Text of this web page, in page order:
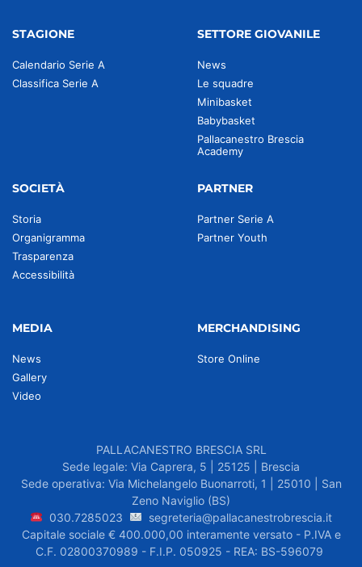
STAGIONE
Calendario Serie A
Classifica Serie A
SETTORE GIOVANILE
News
Le squadre
Minibasket
Babybasket
Pallacanestro Brescia
Academy
SOCIETÀ
Storia
Organigramma
Trasparenza
Accessibilità
PARTNER
Partner Serie A
Partner Youth
MEDIA
News
Gallery
Video
MERCHANDISING
Store Online
PALLACANESTRO BRESCIA SRL
Sede legale: Via Caprera, 5 | 25125 | Brescia
Sede operativa: Via Michelangelo Buonarroti, 1 | 25010 | San
Zeno Naviglio (BS)
030.7285023
segreteria@pallacanestrobrescia.it
Capitale sociale € 400.000,00 interamente versato - P.IVA e
C.F. 02800370989 - F.I.P. 050925 - REA: BS-596079